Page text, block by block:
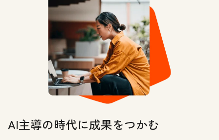
AI主導の時代に成果をつかむ